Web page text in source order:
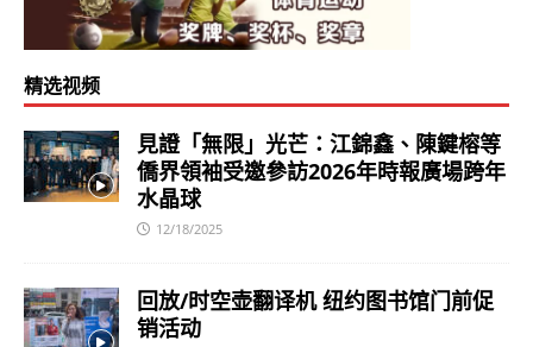
精选视频
見證「無限」光芒：江錦鑫、陳鍵榕等
僑界領袖受邀參訪2026年時報廣場跨年
水晶球
12/18/2025
回放/时空壶翻译机 纽约图书馆门前促
销活动